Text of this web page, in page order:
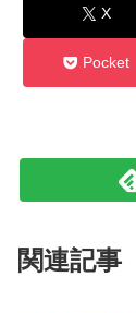
X
Pocket
関連記事